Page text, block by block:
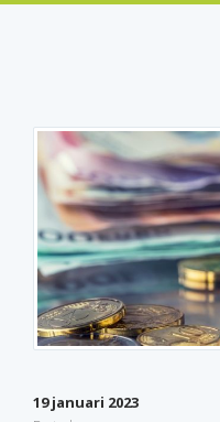
19 januari 2023